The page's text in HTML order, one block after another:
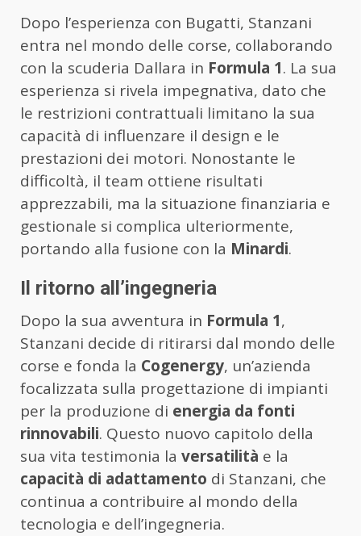
Dopo l’esperienza con Bugatti, Stanzani
entra nel mondo delle corse, collaborando
con la scuderia Dallara in Formula 1. La sua
esperienza si rivela impegnativa, dato che
le restrizioni contrattuali limitano la sua
capacità di influenzare il design e le
prestazioni dei motori. Nonostante le
difficoltà, il team ottiene risultati
apprezzabili, ma la situazione finanziaria e
gestionale si complica ulteriormente,
portando alla fusione con la Minardi.
Il ritorno all’ingegneria
Dopo la sua avventura in Formula 1,
Stanzani decide di ritirarsi dal mondo delle
corse e fonda la Cogenergy, un’azienda
focalizzata sulla progettazione di impianti
per la produzione di energia da fonti
rinnovabili. Questo nuovo capitolo della
sua vita testimonia la versatilità e la
capacità di adattamento di Stanzani, che
continua a contribuire al mondo della
tecnologia e dell’ingegneria.